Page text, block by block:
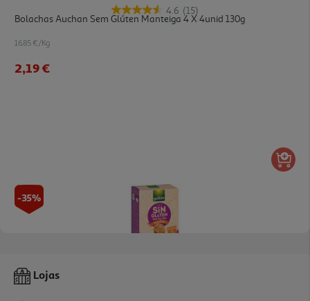
4.6 (15)
Bolachas Auchan Sem Glúten Manteiga 4 X 4unid 130g
16.85 €/Kg
2,19 €
-35%
Bolacha Gullon Pastas Sem Glúten 200g
Lojas